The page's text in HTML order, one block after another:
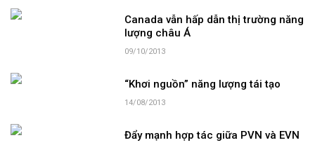
Canada vẫn hấp dẫn thị trường năng
lượng châu Á
09/10/2013
“Khơi nguồn” năng lượng tái tạo
14/08/2013
Đẩy mạnh hợp tác giữa PVN và EVN